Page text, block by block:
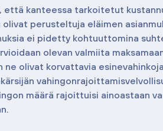
että kanteessa tarkoitetut
perusteltuja eläimen
ei pidetty kohtuuttomina
olevan valmiita
ne olivat korvattavia
määrä rajoittuisi ainoastaan